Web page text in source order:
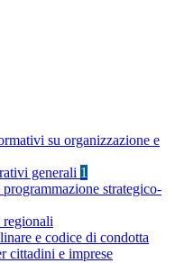
su organizzazione e
generali 1
strategico-
regionali
e codice di condotta
cittadini e imprese